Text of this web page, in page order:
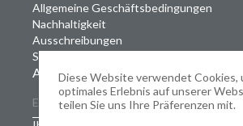
Allgemeine Geschäftsbedingungen
Nachhaltigkeit
Ausschreibungen
Stellenangebote
ABONNIEREN SIE UNSEREN
Diese Website verwendet Cookies,
optimales Erlebnis auf unserer
teilen Sie uns Ihre Präferenzen mit.